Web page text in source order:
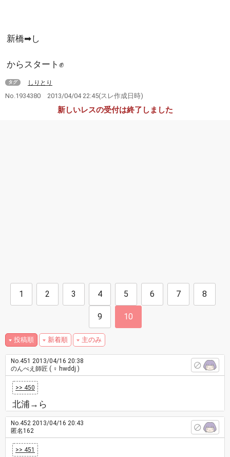
新橋➡し
からスタート✊
タグ しりとり
No.1934380 2013/04/04 22:45(スレ作成日時)
新しいレスの受付は終了しました
1 2 3 4 5 6 7 8
9 10
投稿順 新着順 主のみ
No.451 2013/04/16 20:38
のんべえ師匠 ( ♀ hwddj )
>> 450
北浦→ら
No.452 2013/04/16 20:43
匿名162
>> 451